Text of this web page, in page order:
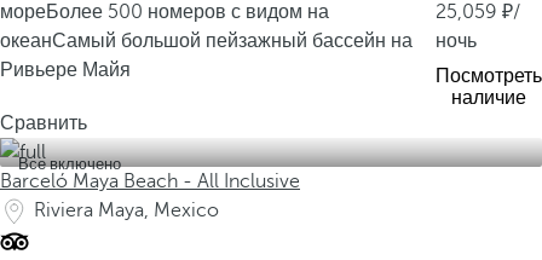
мореБолее 500 номеров с видом на
океанСамый большой пейзажный бассейн на
Ривьере Майя
25,059
/
ночь
Посмотреть
наличие
Сравнить
Все включено
Barceló Maya Beach - All Inclusive
Riviera Maya, Mexico
е
с
ь
ы
с
м
о
ж